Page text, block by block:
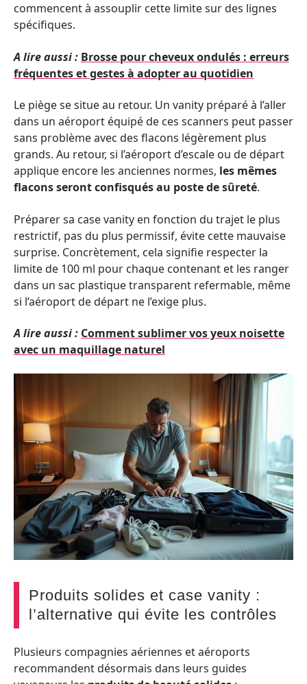
commencent à assouplir cette limite sur des lignes
spécifiques.
A lire aussi : Brosse pour cheveux ondulés : erreurs
fréquentes et gestes à adopter au quotidien
Le piège se situe au retour. Un vanity préparé à l’aller
dans un aéroport équipé de ces scanners peut passer
sans problème avec des flacons légèrement plus
grands. Au retour, si l’aéroport d’escale ou de départ
applique encore les anciennes normes, les mêmes
flacons seront confisqués au poste de sûreté.
Préparer sa case vanity en fonction du trajet le plus
restrictif, pas du plus permissif, évite cette mauvaise
surprise. Concrètement, cela signifie respecter la
limite de 100 ml pour chaque contenant et les ranger
dans un sac plastique transparent refermable, même
si l’aéroport de départ ne l’exige plus.
A lire aussi : Comment sublimer vos yeux noisette
avec un maquillage naturel
Produits solides et case vanity :
l’alternative qui évite les contrôles
Plusieurs compagnies aériennes et aéroports
recommandent désormais dans leurs guides